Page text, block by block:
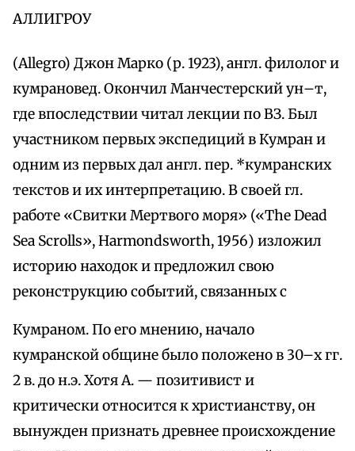
АЛЛИГРОУ
(Allegro) Джон Марко (р. 1923), англ. филолог и
кумрановед. Окончил Манчестерский ун–т,
где впоследствии читал лекции по ВЗ. Был
участником первых экспедиций в Кумран и
одним из первых дал англ. пер. *кумранских
текстов и их интерпретацию. В своей гл.
работе «Свитки Мертвого моря» («Тhе Dead
Sea Scrolls», Harmondsworth, 1956) изложил
историю находок и предложил свою
реконструкцию событий, связанных с
Кумраном. По его мнению, начало
кумранской общине было положено в 30–х гг.
2 в. до н.э. Хотя А. — позитивист и
критически относится к христианству, он
вынужден признать древнее происхождение